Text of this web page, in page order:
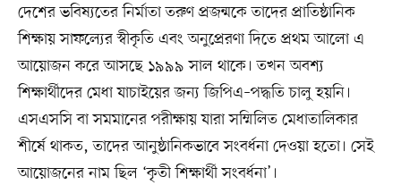
দেশের ভবিষ্যতের নির্মাতা তরুণ প্রজন্মকে তাদের প্রাতিষ্ঠানিক
শিক্ষায় সাফল্যের স্বীকৃতি এবং অনুপ্রেরণা দিতে প্রথম আলো এ
আয়োজন করে আসছে ১৯৯৯ সাল থাকে। তখন অবশ্য
শিক্ষার্থীদের মেধা যাচাইয়ের জন্য জিপিএ–পদ্ধতি চালু হয়নি।
এসএসসি বা সমমানের পরীক্ষায় যারা সম্মিলিত মেধাতালিকার
শীর্ষে থাকত, তাদের আনুষ্ঠানিকভাবে সংবর্ধনা দেওয়া হতো। সেই
আয়োজনের নাম ছিল ‘কৃতী শিক্ষার্থী সংবর্ধনা’।